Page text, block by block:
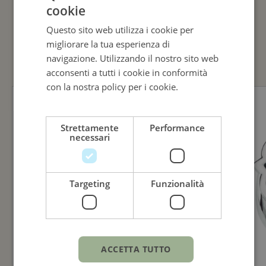
GUARDA ANCHE
ITALIAN
cookie
Questo sito web utilizza i cookie per
migliorare la tua esperienza di
navigazione. Utilizzando il nostro sito web
acconsenti a tutti i cookie in conformità
con la nostra policy per i cookie.
Strettamente
necessari
Performance
Targeting Funzionalità
ACCETTA TUTTO